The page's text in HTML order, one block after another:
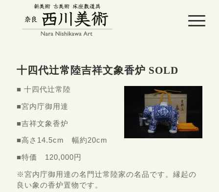
十四代辻常陸吉祥文象香炉 SOLD
■ 十四代辻常陸
■宮内庁御用達
■吉祥文象香炉
■高さ14.5cm 幅約20cm
■特価 120,000円
※宮内庁御用達の名門辻常陸家の名品です。縁起の
良い象の香炉置物です。